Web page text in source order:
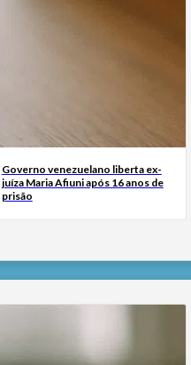
Governo venezuelano liberta ex-
juíza Maria Afiuni após 16 anos de
prisão